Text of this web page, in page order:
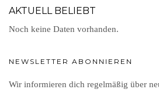
AKTUELL BELIEBT
Noch keine Daten vorhanden.
NEWSLETTER ABONNIEREN
Wir informieren dich regelmäßig über